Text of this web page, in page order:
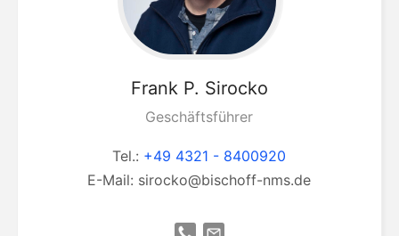
Frank P. Sirocko
Geschäftsführer
Tel.: +49 4321 - 8400920
E-Mail: sirocko@bischoff-nms.de